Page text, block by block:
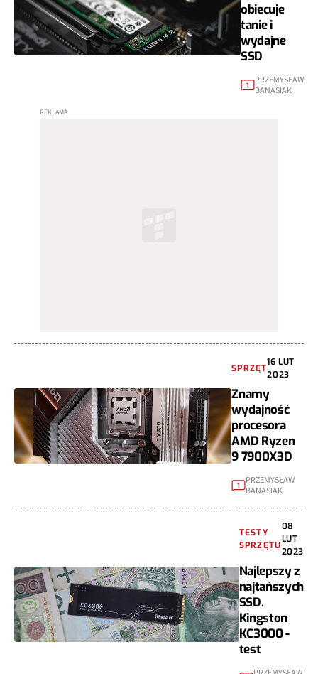
obiecuje
tanie i
wydajne
SSD
1
PRZEMYSŁAW
BANASIAK
SPRZĘT
16 LUT
2023
Znamy
wydajność
procesora
AMD Ryzen
9 7900X3D
1
PRZEMYSŁAW
BANASIAK
TESTY
SPRZĘTU
08
LUT
2023
Najlepszy z
najtańszych
SSD.
Kingston
KC3000 -
test